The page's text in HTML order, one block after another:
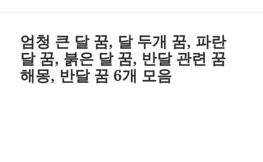
엄청 큰 달 꿈, 달 두개 꿈, 파란
달 꿈, 붉은 달 꿈, 반달 관련 꿈
해몽, 반달 꿈 6개 모음